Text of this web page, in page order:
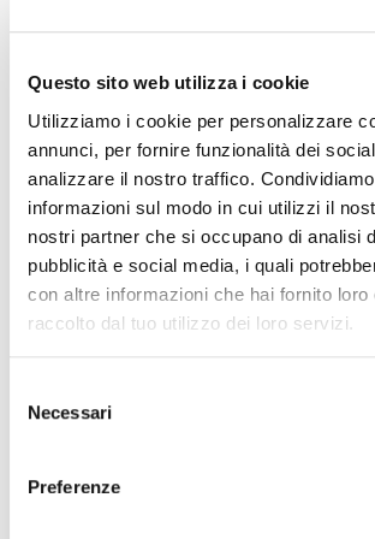
Questo sito web utilizza i cookie
Utilizziamo i cookie per personalizzare
annunci, per fornire funzionalità dei
analizzare il nostro traffico.
informazioni sul modo in cui utilizzi il
nostri partner che si occupano di analisi
pubblicità e social media, i quali
con altre informazioni che hai fornito loro
raccolto dal tuo utilizzo dei loro servizi.
delNecessari
Preferenze
Codice
Contratto
Categoria
Indirizzo Via Angelo Michele
CAP
Comune
Totale mq
Bagni
Locali
Planimetrie
4+
Altre
opzioni
multiscelta